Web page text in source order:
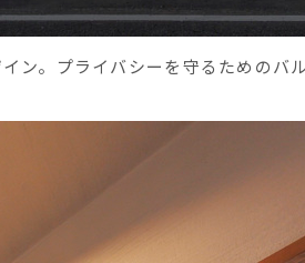
ン。プライバシーを守るためのバ